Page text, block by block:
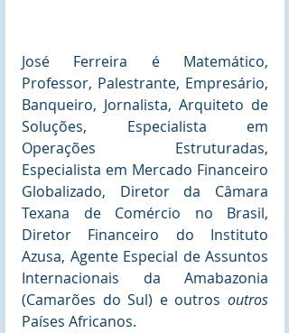
José Ferreira é Matemático,
Professor, Palestrante, Empresário,
Banqueiro, Jornalista, Arquiteto de
Soluções, Especialista em
Operações Estruturadas,
Especialista em Mercado Financeiro
Globalizado, Diretor da Câmara
Texana de Comércio no Brasil,
Diretor Financeiro do Instituto
Azusa, Agente Especial de Assuntos
Internacionais da Amabazonia
(Camarões do Sul) e outros
Países Africanos.